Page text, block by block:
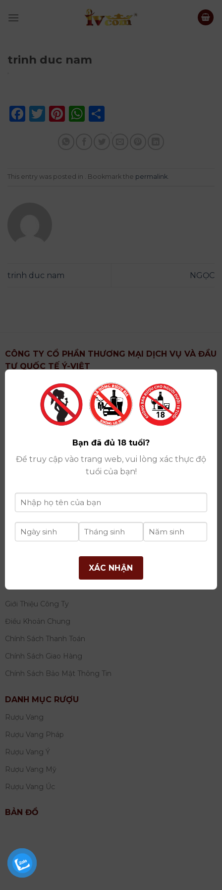
trinh duc nam
Facebook
Twitter
Pinterest
WhatsApp
This entry was posted in . Bookmark the permalink.
trinh duc nam NGỌC
CÔNG TY CỔ PHẦN THƯƠNG MẠI DỊCH VỤ VÀ ĐẦU
TƯ QUỐC TẾ Ý-VIỆT
: Khu 6, Xã Hoài Đức, Thành Phố Hà Nội
Showroom: Số 09 Phố Liễu Giai, Phường Ngọc Hà,
Thành Phố Hà Nội
Giấy ĐKKD số: 0102751615 do Sở Tài Chính Thành
Phố Hà Nội cấp lần đầu ngày 07/05/2008,đăng ký
thay đổi lần thứ 17 ngày 06/08/2025
Giấy phép Phân Phối Rượu số : 529/GP-BCT do Bộ
Công Thương cấp ngày 14/11/2022
Ngân hàng:Ngân hàng TMCP Đầu tư và phát triển
Việt Nam (BIDV)
tư quốc tế Ý-Việt
Tây Hồ, TP Hà Nội
THÔNG TIN
Giới Thiệu Công Ty
Điều Khoản Chung
Chính Sách Thanh Toán
Chính Sách Giao Hàng
Chính Sách Bảo Mật Thông Tin
DANH MỤC RƯỢU
Rượu Vang
Rượu Vang Pháp
Rượu Vang Ý
Rượu Vang Mỹ
Rượu Vang Úc
BẢN ĐỒ
Bạn đã đủ 18 tuổi?
Để truy cập vào trang web, vui lòng xác thực độ
tuổi của bạn!
XÁC NHẬN